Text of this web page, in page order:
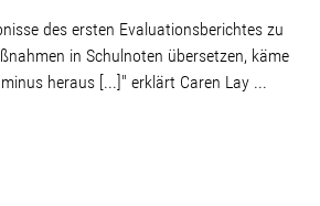
Pressemitteilungen
Presse
des ersten Evaluationsberichtes zu
in Schulnoten übersetzen, käme
heraus [...]" erklärt Caren Lay ...